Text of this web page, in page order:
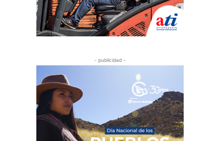
- publicidad -